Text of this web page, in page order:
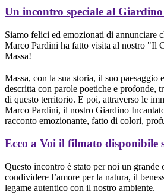
Un incontro speciale al
Siamo felici ed emozionati di annunciare
Marco Pardini ha fatto visita al nostro "Il
Massa!
Massa, con la sua storia, il suo paesaggio
descritta con parole poetiche e profonde,
di questo territorio. E poi, attraverso le
Marco Pardini, il nostro Giardino
racconto emozionante, fatto di colori,
Ecco a Voi il filmato disponibile
Questo incontro è stato per noi un grande
condividere l’amore per la natura, il
legame autentico con il nostro ambiente.